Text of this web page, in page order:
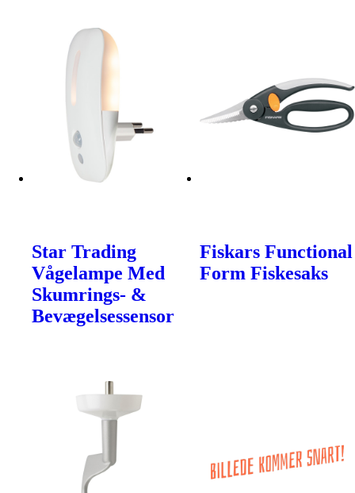
Star Trading
Vågelampe Med
Skumrings- &
Bevægelsessensor
Fiskars Functional
Form Fiskesaks